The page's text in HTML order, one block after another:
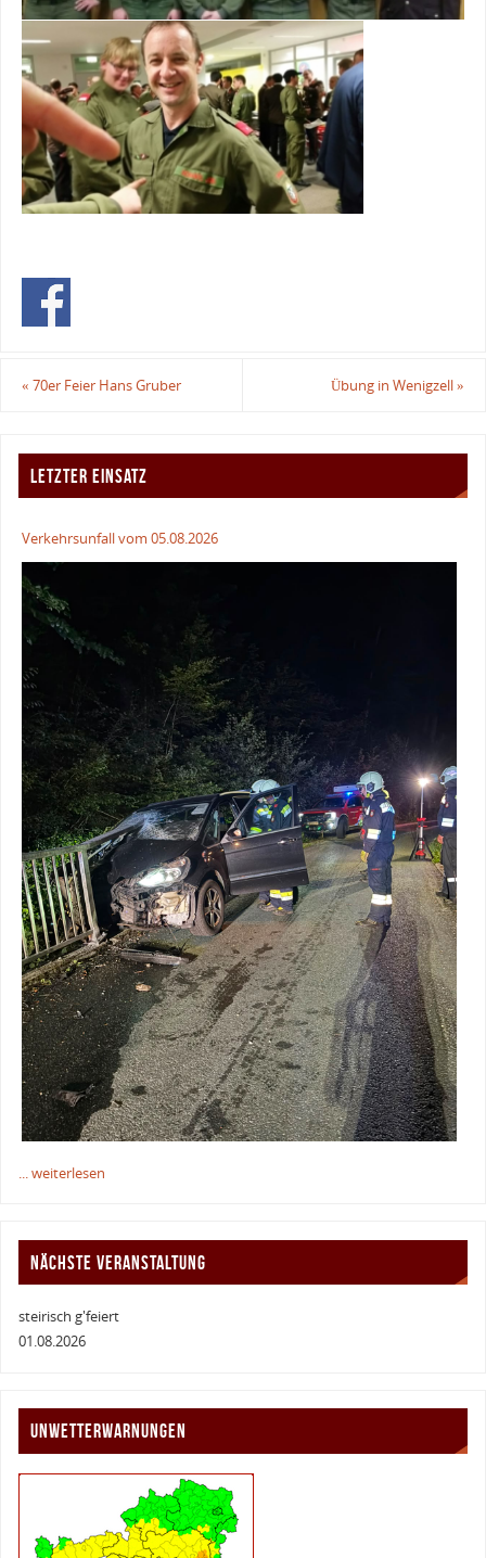
« 70er Feier Hans Gruber Übung in Wenigzell»
LETZTER EINSATZ
Verkehrsunfall vom 05.08.2026
... weiterlesen
NÄCHSTE VERANSTALTUNG
steirisch g'feiert
01.08.2026
UNWETTERWARNUNGEN